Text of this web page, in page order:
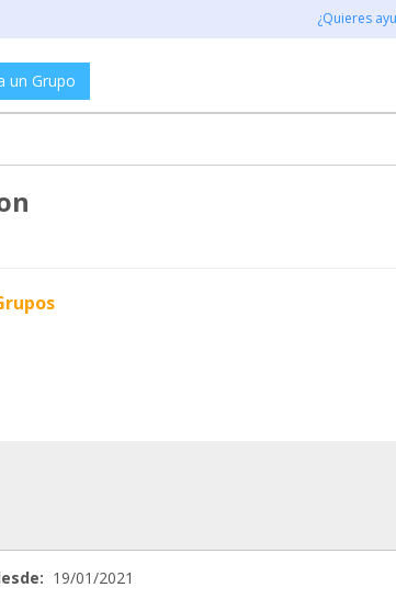
¿Quieres
un Grupo
19/01/2021